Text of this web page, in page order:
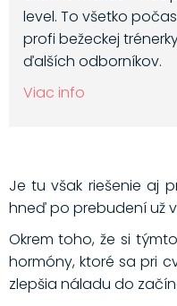
level. To všetko
profi bežeckej
ďalších odborníkov.
Viac info
Je tu však riešenie aj
hneď po prebudení už
Okrem toho, že si
hormóny, ktoré sa pri
zlepšia náladu do